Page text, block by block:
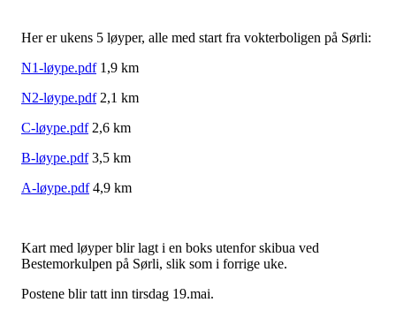
Her er ukens 5 løyper, alle med start fra vokterboligen på Sørli:
N1-løype.pdf1,9 km
N2-løype.pdf2,1 km
C-løype.pdf2,6 km
B-løype.pdf3,5 km
A-løype.pdf4,9 km
Kart med løyper blir lagt i en boks utenfor skibua ved
Bestemorkulpen på Sørli, slik som i forrige uke.
Postene blir tatt inn tirsdag 19.mai.